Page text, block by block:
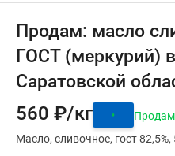
Продам: масло
ГОСТ (меркурий)
Саратовской
560 ₽/кг
Продам
Масло сливочное гост 82,5%